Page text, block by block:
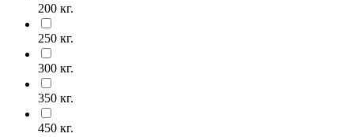
200 кг.
250 кг.
300 кг.
350 кг.
450 кг.